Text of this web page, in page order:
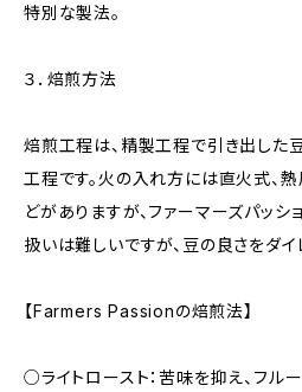
特別な製法。
３．焙煎方法
焙煎工程は、精製工程で引き出した
工程です。火の入れ方には直火式、
どがありますが、ファーマーズパッシ
扱いは難しいですが、豆の良さをダイ
【Farmers Passionの焙煎法】
○ライトロースト：苦味を抑え、フル